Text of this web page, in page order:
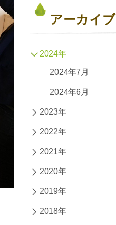
アーカイブ
2024年
2024年7月
2024年6月
2023年
2022年
2021年
2020年
2019年
2018年